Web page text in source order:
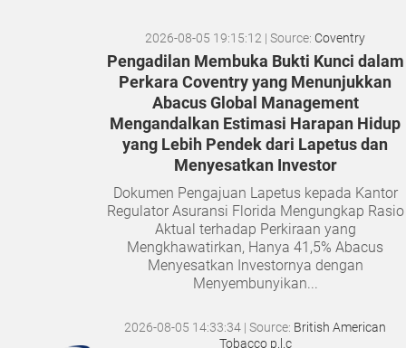
2026-08-05 19:15:12 | Source: Coventry
Pengadilan Membuka Bukti Kunci dalam
Perkara Coventry yang Menunjukkan
Abacus Global Management
Mengandalkan Estimasi Harapan Hidup
yang Lebih Pendek dari Lapetus dan
Menyesatkan Investor
Dokumen Pengajuan Lapetus kepada Kantor
Regulator Asuransi Florida Mengungkap Rasio
Aktual terhadap Perkiraan yang
Mengkhawatirkan, Hanya 41,5% Abacus
Menyesatkan Investornya dengan
Menyembunyikan...
2026-08-05 14:33:34 | Source: British American
Tobacco p.l.c